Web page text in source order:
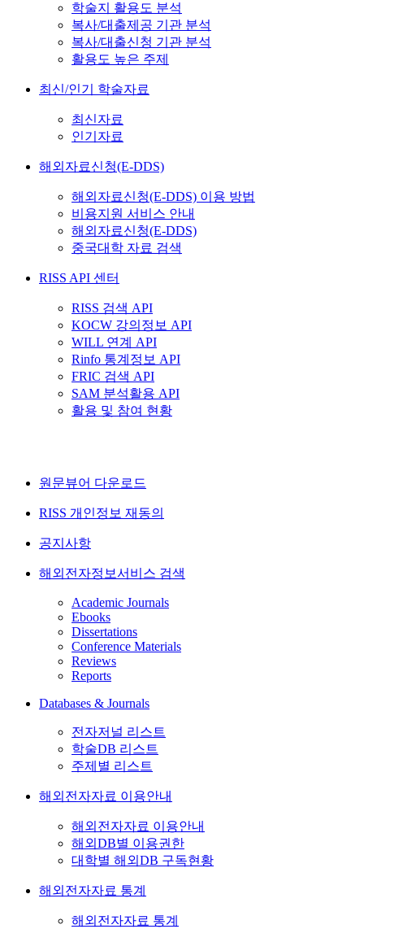
학술지 활용도 분석
복사/대출제공 기관 분석
복사/대출신청 기관 분석
활용도 높은 주제
최신/인기 학술자료
최신자료
인기자료
해외자료신청(E-DDS)
해외자료신청(E-DDS) 이용 방법
비용지원 서비스 안내
해외자료신청(E-DDS)
중국대학 자료 검색
RISS API 센터
RISS 검색 API
KOCW 강의정보 API
WILL 연계 API
Rinfo 통계정보 API
FRIC 검색 API
SAM 분석활용 API
활용 및 참여 현황
원문뷰어 다운로드
RISS 개인정보 재동의
공지사항
해외전자정보서비스 검색
Academic Journals
Ebooks
Dissertations
Conference Materials
Reviews
Reports
Databases & Journals
전자저널 리스트
학술DB 리스트
주제별 리스트
해외전자자료 이용안내
해외전자자료 이용안내
해외DB별 이용권한
대학별 해외DB 구독현황
해외전자자료 통계
해외전자자료 통계